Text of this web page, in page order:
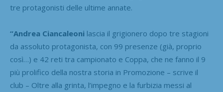
tre protagonisti delle ultime annate.
“Andrea Ciancaleoni lascia il grigionero dopo tre stagioni
da assoluto protagonista, con 99 presenze (già, proprio
così…) e 42 reti tra campionato e Coppa, che ne fanno il 9
più prolifico della nostra storia in Promozione – scrive il
club – Oltre alla grinta, l’impegno e la furbizia messi al